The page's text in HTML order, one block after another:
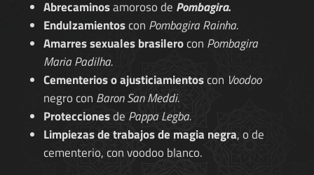
Abrecaminosamoroso de Pombagira.
Endulzamientoscon Pombagira Rainha.
Amarres sexuales brasilerocon Pombagira
Maria Padilha.
Cementerios o ajusticiamientoscon Voodoo
negro con Baron San Meddi.
Proteccionesde Pappa Legba.
Limpiezas de trabajos de magia negra, o de
cementerio, con voodoo blanco.